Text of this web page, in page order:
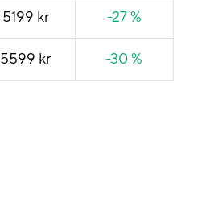
5199 kr -27 %
5599 kr -30 %